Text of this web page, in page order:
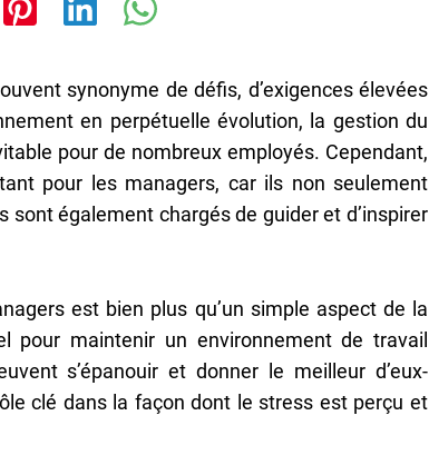
synonyme de défis, d’exigences élevées
en perpétuelle évolution, la gestion du
pour de nombreux employés. Cependant,
pour les managers, car ils non seulement
également chargés de guider et d’inspirer
est bien plus qu’un simple aspect de la
pour maintenir un environnement de travail
s’épanouir et donner le meilleur d’eux-
clé dans la façon dont le stress est perçu et